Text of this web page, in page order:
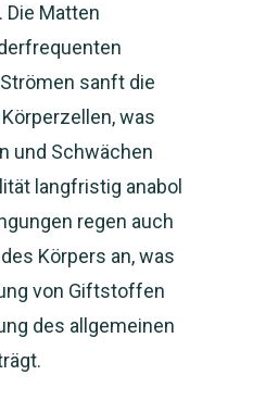
Die Matten
sanft die
was
und Schwächen
langfristig anabol
regen auch
Körpers an, was
von Giftstoffen
des allgemeinen